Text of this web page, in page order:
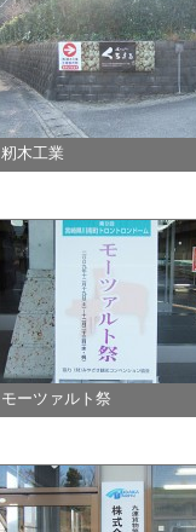
籾木工業
モーツァルト祭